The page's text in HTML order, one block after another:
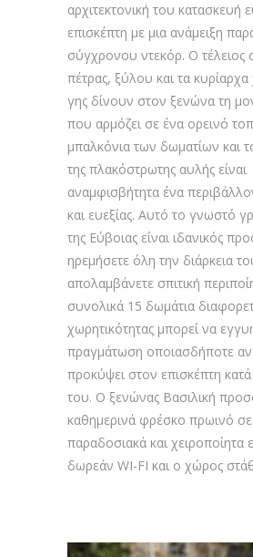
αρχιτεκτονική του κατασκευή
επισκέπτη με μια ανάμειξη
σύγχρονου ντεκόρ. Ο
πέτρας, ξύλου και τα
γης δίνουν στον ξενώνα τη
που αρμόζει σε ένα ορεινό
μπαλκόνια των δωματίων και
της πλακόστρωτης αυλής είναι
αναμφισβήτητα ένα
και ευεξίας. Αυτό το γνωστό
της Εύβοιας είναι ιδανικός
ηρεμήσετε όλη την διάρκεια
απολαμβάνετε σπιτική
συνολικά 15 δωμάτια
χωρητικότητας μπορεί να
πραγμάτωση οποιασδήποτε
προκύψει στον επισκέπτη
του. Ο ξενώνας Βασιλική
καθημερινά φρέσκο ​​πρωινό
παραδοσιακά και χειροποίητα
δωρεάν WI-FI και ο χώρος